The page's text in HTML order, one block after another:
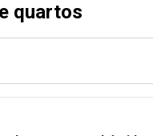
quartos